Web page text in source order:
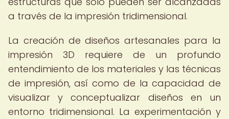
a través de la impresión tridimensional.
La creación de diseños artesanales para la
impresión 3D requiere de un profundo
entendimiento de los materiales y las técnicas
de impresión, así como de la capacidad de
visualizar y conceptualizar diseños en un
entorno tridimensional. La experimentación y